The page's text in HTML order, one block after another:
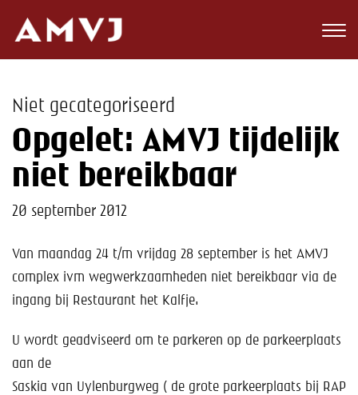
Wedstrijden
Nieuws
Teams
Toekomst
Help mee!
Niet gecategoriseerd
Opgelet: AMVJ tijdelijk
niet bereikbaar
20 september 2012
Van maandag 24 t/m vrijdag 28 september is het AMVJ
complex ivm wegwerkzaamheden niet bereikbaar via de
ingang bij Restaurant het Kalfje.
U wordt geadviseerd om te parkeren op de parkeerplaats
aan de
Saskia van Uylenburgweg ( de grote parkeerplaats bij RAP